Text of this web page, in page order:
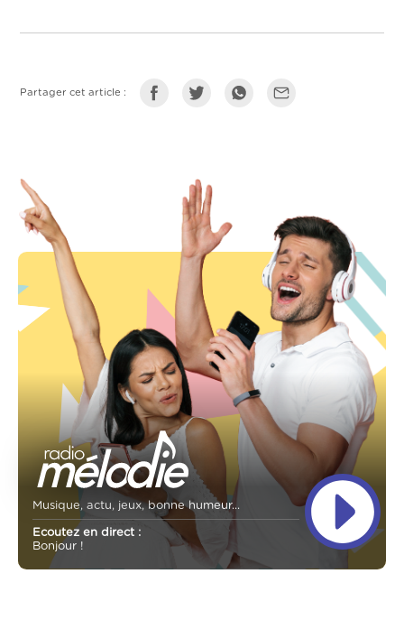
Partager cet article :
Musique, actu, jeux, bonne humeur...
Ecoutez en direct :
Bonjour !